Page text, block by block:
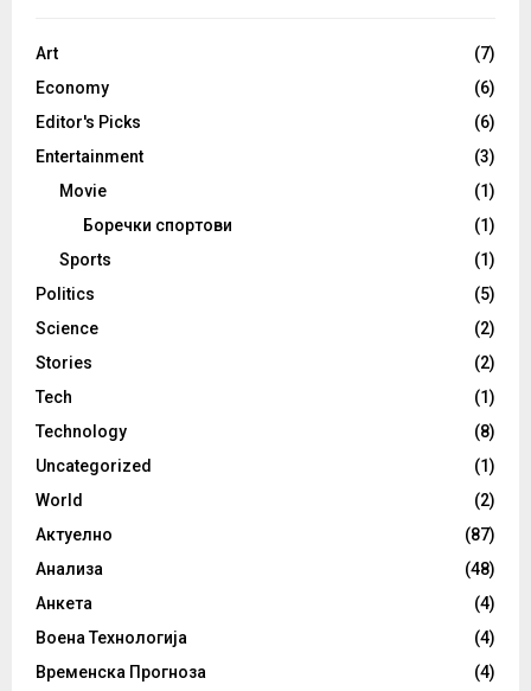
Art
(7)
Economy
(6)
Editor's Picks
(6)
Entertainment
(3)
Movie
(1)
Боречки спортови
(1)
Sports
(1)
Politics
(5)
Science
(2)
Stories
(2)
Tech
(1)
Technology
(8)
Uncategorized
(1)
World
(2)
Актуелно
(87)
Анализа
(48)
Анкета
(4)
Воена Технологија
(4)
Временска Прогноза
(4)